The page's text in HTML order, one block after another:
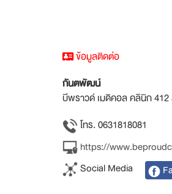
ข้อมูลติดต่อ
กันตพัฒน์
บีพราวด์ เมดิคอล คลินิก 412
โทร. 0631818081
https://
Social Media